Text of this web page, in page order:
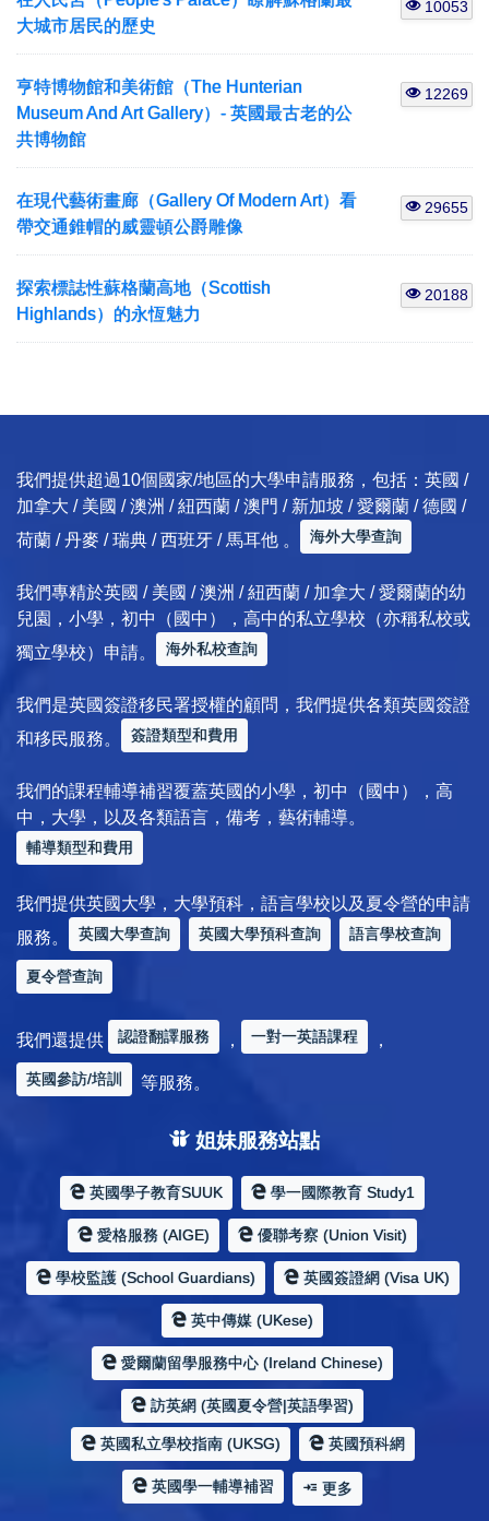
大城市居民的歷史
10053
亨特博物館和美術館（The Hunterian
Museum And Art Gallery）- 英國最古老的公
共博物館
12269
在現代藝術畫廊（Gallery Of Modern Art）看
帶交通錐帽的威靈頓公爵雕像
29655
探索標誌性蘇格蘭高地（Scottish
Highlands）的永恆魅力
20188
我們提供超過10個國家/地區的大學申請服務，包括：英國 /
加拿大 / 美國 / 澳洲 / 紐西蘭 / 澳門 / 新加坡 / 愛爾蘭 / 德國 /
荷蘭 / 丹麥 / 瑞典 / 西班牙 / 馬耳他 。
海外大學查詢
我們專精於英國 / 美國 / 澳洲 / 紐西蘭 / 加拿大 / 愛爾蘭的幼
兒園，小學，初中（國中），高中的私立學校（亦稱私校或
獨立學校）申請。
海外私校查詢
我們是英國簽證移民署授權的顧問，我們提供各類英國簽證
和移民服務。
簽證類型和費用
我們的課程輔導補習覆蓋英國的小學，初中（國中），高
中，大學，以及各類語言，備考，藝術輔導。
輔導類型和費用
我們提供英國大學，大學預科，語言學校以及夏令營的申請
服務。
英國大學查詢 英國大學預科查詢 語言學校查詢
夏令營查詢
我們還提供 認證翻譯服務 ， 一對一英語課程 ，
英國參訪/培訓 等服務。
姐妹服務站點
英國學子教育SUUK 學一國際教育 Study1
愛格服務 (AIGE) 優聯考察 (Union Visit)
學校監護 (School Guardians) 英國簽證網 (Visa UK)
英中傳媒 (UKese)
愛爾蘭留學服務中心 (Ireland Chinese)
訪英網 (英國夏令營|英語學習)
英國私立學校指南 (UKSG) 英國預科網
英國學一輔導補習 更多